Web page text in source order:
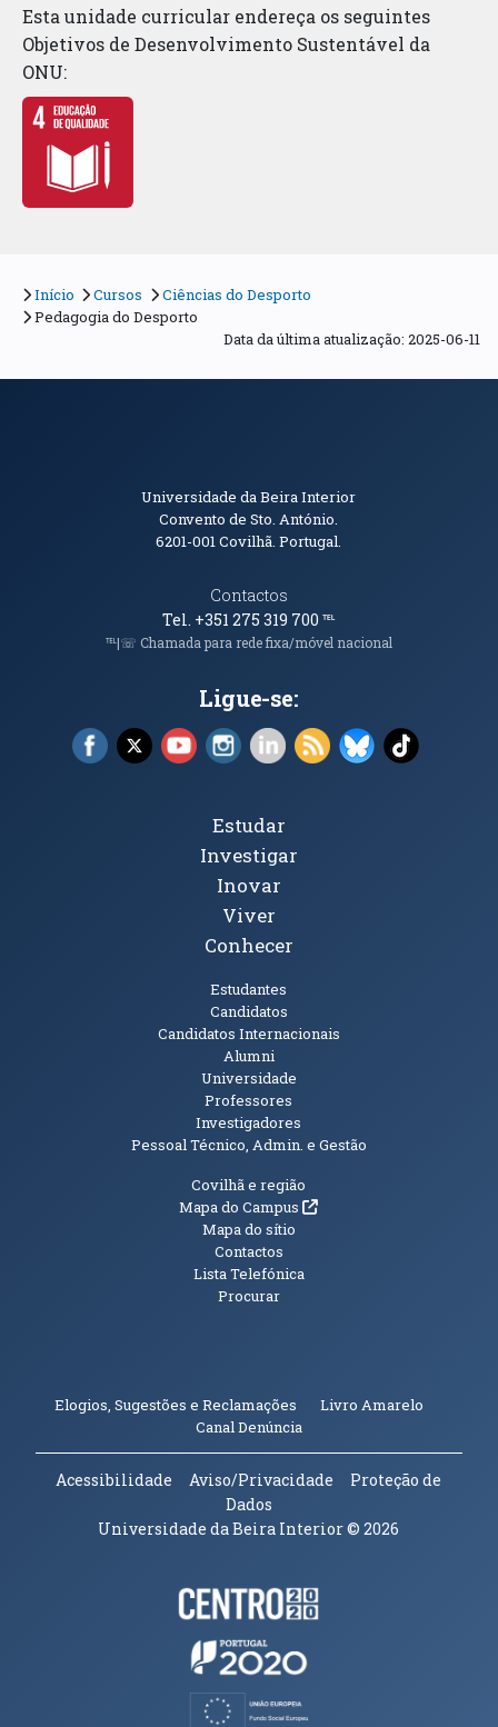
Esta unidade curricular endereça os seguintes
Objetivos de Desenvolvimento Sustentável da
ONU:
Início Cursos
Ciências do Desporto
Pedagogia do Desporto
Data da última atualização: 2025-06-11
Informações de Contacto
Universidade da Beira Interior
Convento de Sto. António.
6201-001Covilhã. Portugal.
Contactos
Tel. +351 275 319 700℡
℡|☏ Chamada para rede fixa/móvel nacional
Ligue-se:
Facebook (abre em nova janela)
X (abre em nova janela)
YouTube (abre em nova janela)
Instagram (abre em nova janela)
LinkedIn (abre em nova
RSS (abre em nova
Bluesky (abre
TikTok
Tópicos Principais
Estudar
Investigar
Inovar
Viver
Conhecer
Estudantes
Candidatos
Candidatos Internacionais
Alumni
Universidade
Professores
Investigadores
Pessoal Técnico, Admin. e Gestão
Informações Adicionais
Covilhã e região
Mapa do Campus(abre em nova janela)
Mapa do sítio
Contactos
Lista Telefónica
Procurar
Elogios, Sugestões e Reclamações Livro Amarelo
Canal Denúncia(abre em nova janela)
Acessibilidade Aviso/Privacidade
Proteção de
Dados
Universidade da Beira Interior© 2026
Parceiros e Financiadores